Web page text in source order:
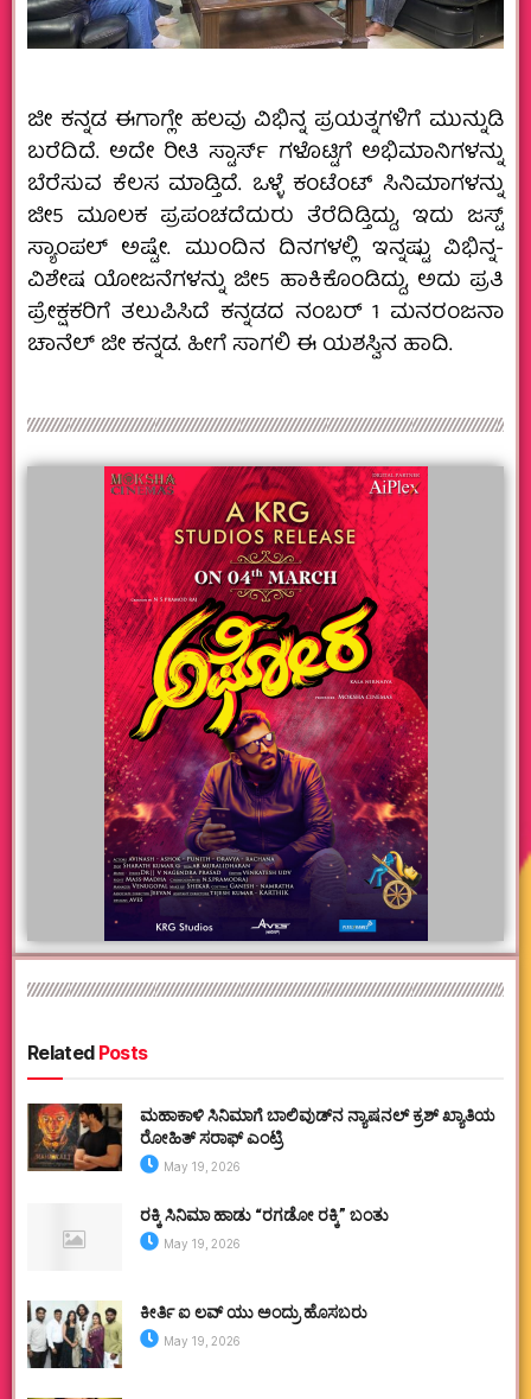
ಜೀ ಕನ್ನಡ ಈಗಾಗ್ಲೇ ಹಲವು ವಿಭಿನ್ನ ಪ್ರಯತ್ನಗಳಿಗೆ ಮುನ್ನುಡಿ
ಬರೆದಿದೆ. ಅದೇ ರೀತಿ ಸ್ಟಾರ್ಸ್ ಗಳೊಟ್ಟಿಗೆ ಅಭಿಮಾನಿಗಳನ್ನು
ಬೆರೆಸುವ ಕೆಲಸ ಮಾಡ್ತಿದೆ. ಒಳ್ಳೆ ಕಂಟೆಂಟ್ ಸಿನಿಮಾಗಳನ್ನು
ಜೀ5 ಮೂಲಕ ಪ್ರಪಂಚದೆದುರು ತೆರೆದಿಡ್ತಿದ್ದು, ಇದು ಜಸ್ಟ್
ಸ್ಯಾಂಪಲ್ ಅಷ್ಟೇ. ಮುಂದಿನ ದಿನಗಳಲ್ಲಿ ಇನ್ನಷ್ಟು ವಿಭಿನ್ನ-
ವಿಶೇಷ ಯೋಜನೆಗಳನ್ನು ಜೀ5 ಹಾಕಿಕೊಂಡಿದ್ದು, ಅದು ಪ್ರತಿ
ಪ್ರೇಕ್ಷಕರಿಗೆ ತಲುಪಿಸಿದೆ ಕನ್ನಡದ ನಂಬರ್ 1 ಮನರಂಜನಾ
ಚಾನೆಲ್ ಜೀ ಕನ್ನಡ. ಹೀಗೆ ಸಾಗಲಿ ಈ ಯಶಸ್ವಿನ ಹಾದಿ.
RelatedPosts
ಮಹಾಕಾಳಿ ಸಿನಿಮಾಗೆ ಬಾಲಿವುಡ್‌ನ ನ್ಯಾಷನಲ್ ಕ್ರಶ್ ಖ್ಯಾತಿಯ
ರೋಹಿತ್ ಸರಾಫ್ ಎಂಟ್ರಿ
May 19, 2026
ರಕ್ಕಿ ಸಿನಿಮಾ ಹಾಡು “ರಗಡೋ ರಕ್ಕಿ” ಬಂತು
May 19, 2026
ಕೀರ್ತಿ ಐ ಲವ್ ಯು ಅಂದ್ರು ಹೊಸಬರು
May 19, 2026